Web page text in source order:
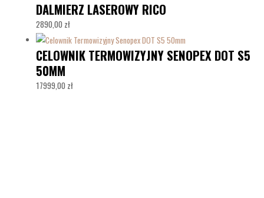
DALMIERZ LASEROWY RICO
2890,00 zł
CELOWNIK TERMOWIZYJNY SENOPEX DOT S5
50MM
17999,00 zł